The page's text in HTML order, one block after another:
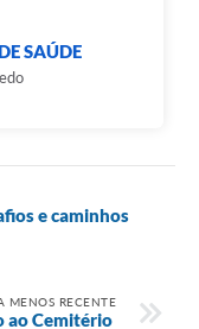
SAÚDE
e caminhos
MENOS RECENTE
ao Cemitério